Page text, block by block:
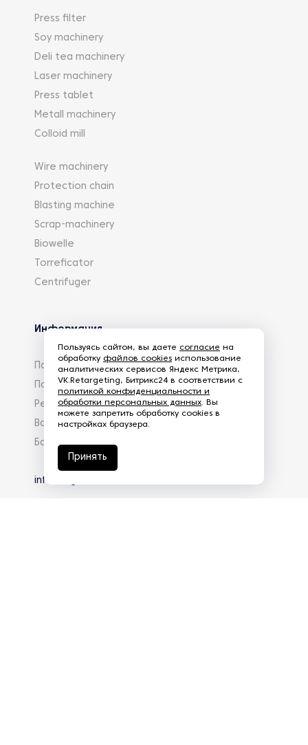
Press filter
Soy machinery
Deli tea machinery
Laser machinery
Press tablet
Metall machinery
Colloid mill
Wire machinery
Protection chain
Blasting machine
Scrap-machinery
Biowelle
Torreficator
Centrifuger
Информация
Партнеры
Политика конфиденциальности
Реквизиты
Вакансии
База знаний
info@eg-mail.ru
Пользуясь сайтом, вы даете согласие на
обработку файлов cookies использование
аналитических сервисов Яндекс Метрика,
VK.Retargeting, Битрикс24 в соответствии с
политикой конфиденциальности и
обработки персональных данных. Вы
можете запретить обработку cookies в
настройках браузера.
Принять